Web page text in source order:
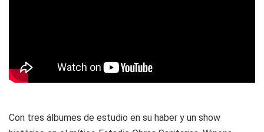
Con tres álbumes de estudio en su haber y un show